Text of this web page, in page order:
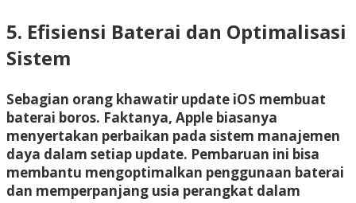
5. Efisiensi Baterai dan Optimalisasi
Sistem
Sebagian orang khawatir update iOS membuat
baterai boros. Faktanya, Apple biasanya
menyertakan perbaikan pada sistem manajemen
daya dalam setiap update. Pembaruan ini bisa
membantu mengoptimalkan penggunaan baterai
dan memperpanjang usia perangkat dalam